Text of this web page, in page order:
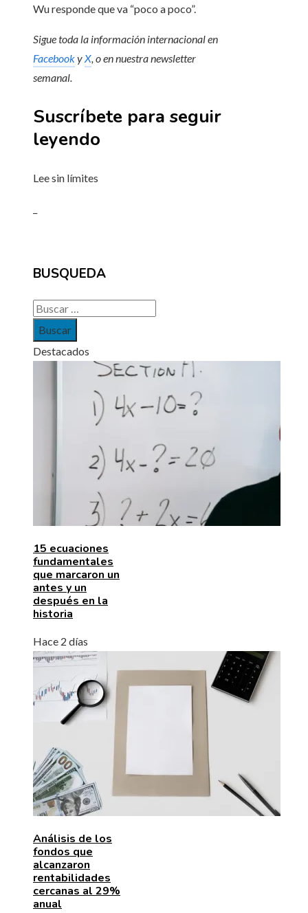
Wu responde que va “poco a poco”.
Sigue toda la información internacional en
Facebooky X , o ennuestra newsletter
semanal
Suscríbete para seguir
leyendo
Lee sin límites
BUSQUEDA
Buscar:
Destacados
15 ecuaciones
fundamentales
que marcaron un
antes y un
después en la
historia
Hace 2 días
Análisis de los
fondos que
alcanzaron
rentabilidades
cercanas al 29%
anual